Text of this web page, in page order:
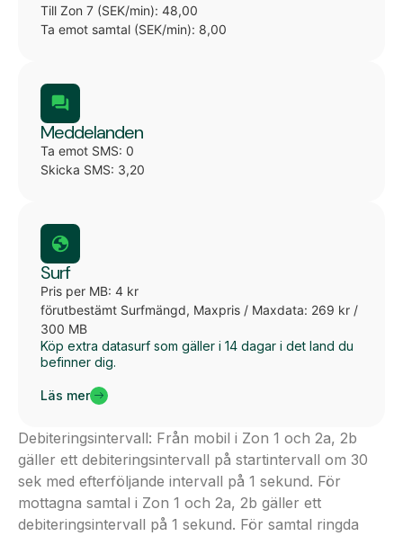
Till Zon 7 (SEK/min): 48,00
Ta emot samtal (SEK/min): 8,00
Meddelanden
Ta emot SMS: 0
Skicka SMS: 3,20
Surf
Pris per MB: 4 kr
förutbestämt Surfmängd, Maxpris / Maxdata: 269 kr /
300 MB
Köp extra datasurf som gäller i 14 dagar i det land du
befinner dig.
Läs mer
Debiteringsintervall: Från mobil i Zon 1 och 2a, 2b
gäller ett debiteringsintervall på startintervall om 30
sek med efterföljande intervall på 1 sekund. För
mottagna samtal i Zon 1 och 2a, 2b gäller ett
debiteringsintervall på 1 sekund. För samtal ringda